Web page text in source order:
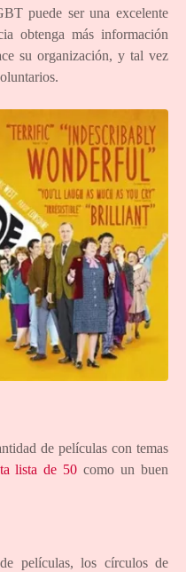
puede ser una excelente
obtenga más información
su organización, y tal vez
de películas con temas
lista de 50 como un buen
películas, los círculos de